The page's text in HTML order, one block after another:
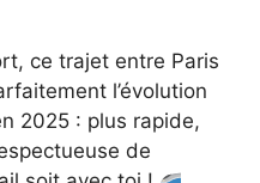
ce trajet entre Paris
l’évolution
2025 : plus rapide,
de